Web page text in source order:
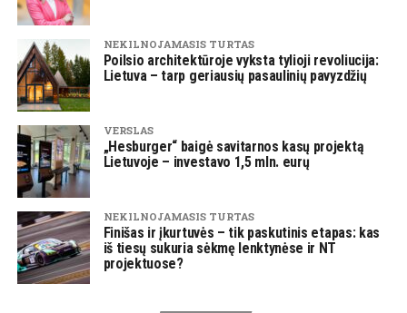
NEKILNOJAMASIS TURTAS
Poilsio architektūroje vyksta tylioji revoliucija:
Lietuva – tarp geriausių pasaulinių pavyzdžių
VERSLAS
„Hesburger“ baigė savitarnos kasų projektą
Lietuvoje – investavo 1,5 mln. eurų
NEKILNOJAMASIS TURTAS
Finišas ir įkurtuvės – tik paskutinis etapas: kas
iš tiesų sukuria sėkmę lenktynėse ir NT
projektuose?